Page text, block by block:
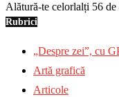
Alătură-te celorlalți 56 de
Rubrici
„Despre zei”, cu
Artă grafică
Articole